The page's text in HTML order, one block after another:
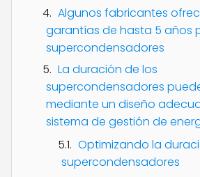
Algunos fabricantes
garantías de hasta 5 años
supercondensadores
La duración de los
supercondensadores
mediante un diseño
sistema de gestión de
Optimizando la
supercondensadores